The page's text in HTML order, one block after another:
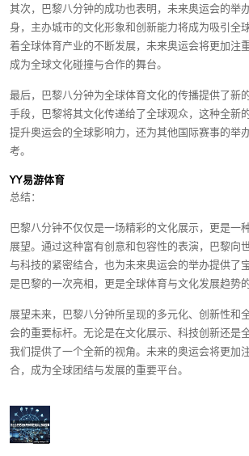
其次，巴黎八分钟的成功也表明，未来奥运会的举
身，主办城市的文化形象和创新能力将成为吸引全
着全球体育产业的不断发展，未来奥运会将更加注
成为全球文化碰撞与合作的舞台。
最后，巴黎八分钟为全球体育文化的传播提供了新
手段，巴黎将其文化传递给了全球观众，这种全新
提升奥运会的全球影响力，还为其他国际赛事的举
考。
YY易游体育
总结：
巴黎八分钟不仅仅是一场精彩的文化展示，更是一
展望。通过这种富有创意和包容性的表演，巴黎向
与科技的紧密结合，也为未来奥运会的举办提供了
是巴黎的一次亮相，更是全球体育与文化发展趋势
展望未来，巴黎八分钟所呈现的多元化、创新性和
会的重要标杆。无论是在文化展示、科技创新还是
我们提供了一个全新的视角。未来的奥运会将更加
合，成为全球团结与发展的重要平台。